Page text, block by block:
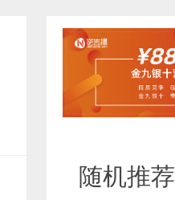
随机推荐